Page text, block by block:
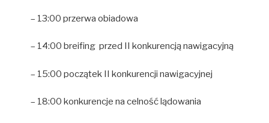
– 13:00 przerwa obiadowa
– 14:00 breifing przed II konkurencją nawigacyjną
– 15:00 początek II konkurencji nawigacyjnej
– 18:00 konkurencje na celność lądowania